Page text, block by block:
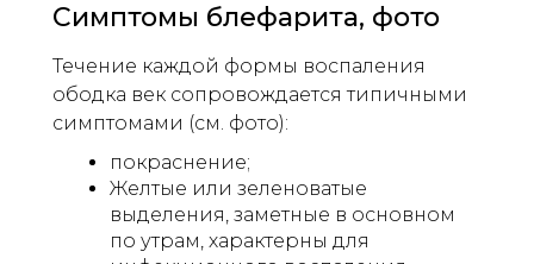
Симптомы блефарита, фото
Течение каждой формы воспаления
ободка век сопровождается типичными
симптомами (см. фото):
покраснение;
Желтые или зеленоватые
выделения, заметные в основном
по утрам, характерны для